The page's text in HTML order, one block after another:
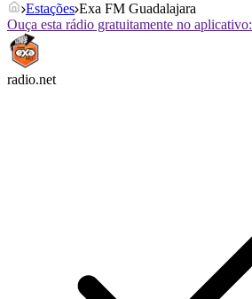
Estações Exa FM Guadalajara
Ouça esta rádio gratuitamente no aplicativo:
radio.net